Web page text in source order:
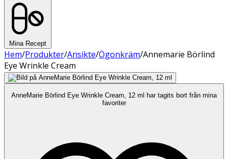
Mina Recept
Hem/Produkter/Ansikte/Ögonkräm/Annemarie Börlind
Eye Wrinkle Cream
AnneMarie Börlind Eye Wrinkle Cream, 12 ml har tagits bort från mina
favoriter